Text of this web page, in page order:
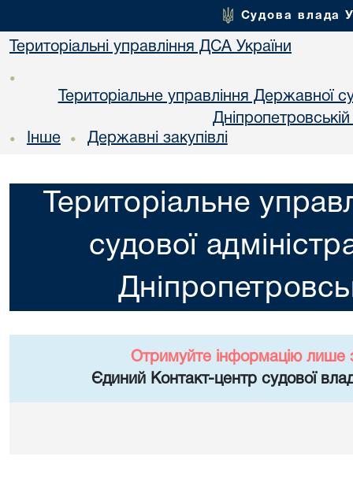
Судова влада
Територіальні управління ДСА України
•
Територіальне управління Державної
• Інше • Державні закупівлі
Територіальне
судової
Отримуйте інформацію лише
Єдиний Контакт-центр судової